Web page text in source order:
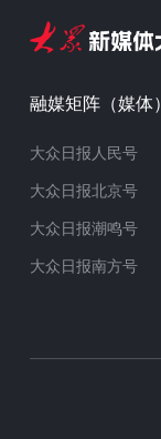
融媒矩阵（媒体）
大众日报人民号
大众日报北京号
大众日报潮鸣号
大众日报南方号